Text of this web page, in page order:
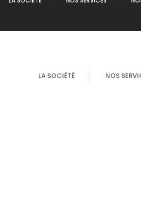
LA SOCIÉTÉ NOS